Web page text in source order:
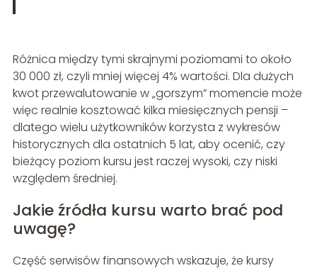
Różnica między tymi skrajnymi poziomami to około
30 000 zł, czyli mniej więcej 4% wartości. Dla dużych
kwot przewalutowanie w „gorszym” momencie może
więc realnie kosztować kilka miesięcznych pensji –
dlatego wielu użytkowników korzysta z wykresów
historycznych dla ostatnich 5 lat, aby ocenić, czy
bieżący poziom kursu jest raczej wysoki, czy niski
względem średniej.
Jakie źródła kursu warto brać pod
uwagę?
Część serwisów finansowych wskazuje, że kursy